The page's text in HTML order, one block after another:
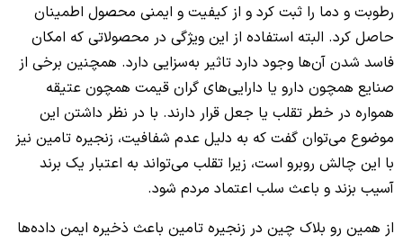
رطوبت و دما را ثبت کرد و از کیفیت و ایمنی محصول اطمینان
حاصل کرد. البته استفاده از این ویژگی در محصولاتی که امکان
فاسد شدن آن‌ها وجود دارد تاثیر به‌سزایی دارد. همچنین برخی از
صنایع همچون دارو یا دارایی‌های گران قیمت همچون عتیقه
همواره در خطر تقلب یا جعل قرار دارند. با در نظر داشتن این
موضوع می‌توان گفت که به دلیل عدم شفافیت، زنجیره تامین نیز
با این چالش روبرو است، زیرا تقلب می‌تواند به اعتبار یک برند
آسیب بزند و باعث سلب اعتماد مردم شود.
از همین رو بلاک چین در زنجیره تامین باعث ذخیره ایمن داده‌ها